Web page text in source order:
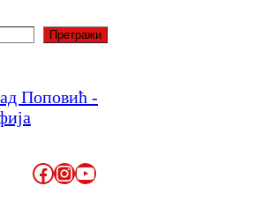
Претражи
Поповић -
Facebook
Instagram
YouTube